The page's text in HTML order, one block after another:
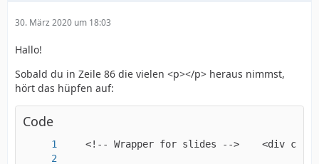
30. März 2020 um 18:03
Hallo!
Sobald du in Zeile 86 die vielen <p></p> heraus nimmst,
hört das hüpfen auf:
Code